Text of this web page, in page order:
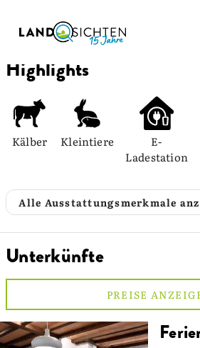
Highlights
Kälber Kleintiere
E-
Ladestation
Alle Ausstattungsmerkmale
Unterkünfte
PREISE